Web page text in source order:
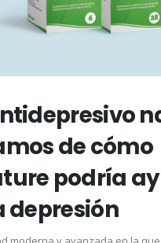
de cómo
podría
depresión